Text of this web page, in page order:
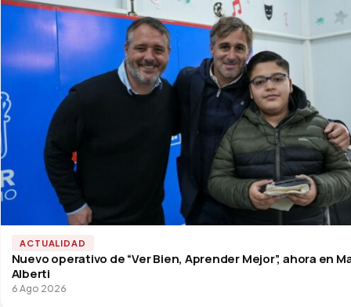
ACTUALIDAD
Nuevo operativo de “Ver Bien, Aprender Mejor”, ahora en
Alberti
6 Ago 2026